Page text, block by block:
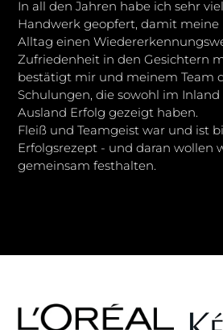
In all den Jahren habe ich sehr
Handwerk geopfert, damit
Alltag einen
Zufriedenheit in den Gesichtern
bestätigt mir und meinem Team
Schulungen, die sowohl im Inland
Ausland Erfolg gezeigt haben.
Fleiß und Teamgeist war und ist
Erfolgsrezept - und daran wollen
gemeinsam festhalten.